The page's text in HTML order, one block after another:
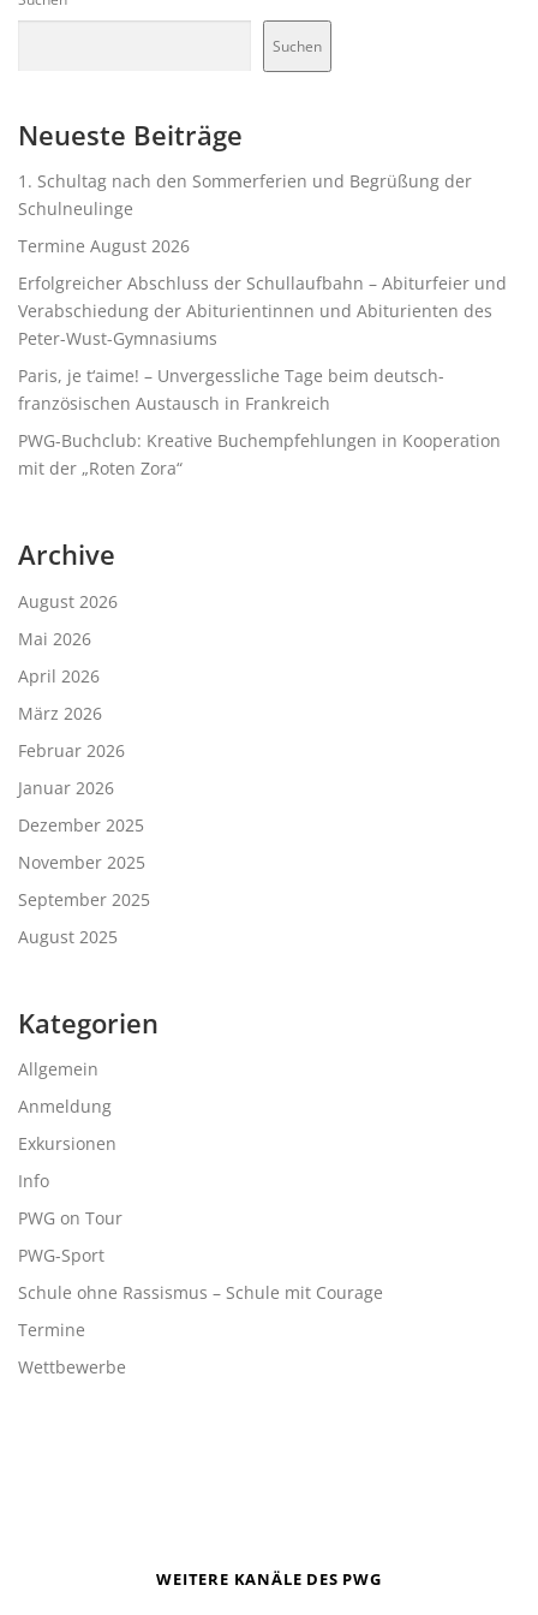
Suchen
Neueste Beiträge
1. Schultag nach den Sommerferien und Begrüßung der
Schulneulinge
Termine August 2026
Erfolgreicher Abschluss der Schullaufbahn – Abiturfeier und
Verabschiedung der Abiturientinnen und Abiturienten des
Peter-Wust-Gymnasiums
Paris, je t‘aime! – Unvergessliche Tage beim deutsch-
französischen Austausch in Frankreich
PWG-Buchclub: Kreative Buchempfehlungen in Kooperation
mit der „Roten Zora“
Archive
August 2026
Mai 2026
April 2026
März 2026
Februar 2026
Januar 2026
Dezember 2025
November 2025
September 2025
August 2025
Kategorien
Allgemein
Anmeldung
Exkursionen
Info
PWG on Tour
PWG-Sport
Schule ohne Rassismus – Schule mit Courage
Termine
Wettbewerbe
WEITERE KANÄLE DES PWG